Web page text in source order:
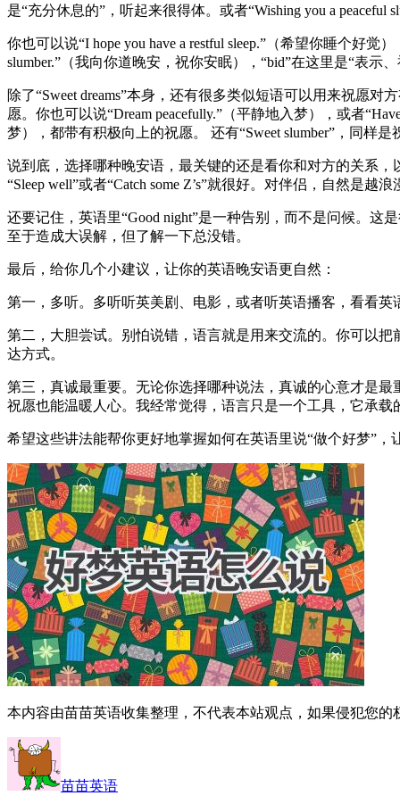
是“充分休息的”，听起来很得体。或者“Wishing you a peaceful
你也可以说“I hope you have a restful sleep.”（希望你睡个好觉
slumber.”（我向你道晚安，祝你安眠），“bid”在这里是“表
除了“Sweet dreams”本身，还有很多类似短语可以用来祝愿对
愿。你也可以说“Dream peacefully.”（平静地入梦），或者
梦），都带有积极向上的祝愿。 还有“Sweet slumber”，同样
说到底，选择哪种晚安语，最关键的还是看你和对方的关系，
“Sleep well”或者“Catch some Z’s”就很好。对伴侣，自然是越
还要记住，英语里“Good night”是一种告别，而不是问候。
至于造成大误解，但了解一下总没错。
最后，给你几个小建议，让你的英语晚安语更自然：
第一，多听。多听听英美剧、电影，或者听英语播客，看看
第二，大胆尝试。别怕说错，语言就是用来交流的。你可以把
达方式。
第三，真诚最重要。无论你选择哪种说法，真诚的心意才是
祝愿也能温暖人心。我经常觉得，语言只是一个工具，它承载
希望这些讲法能帮你更好地掌握如何在英语里说“做个好梦”
本内容由苗苗英语收集整理，不代表本站观点，如果侵犯您的
苗苗英语